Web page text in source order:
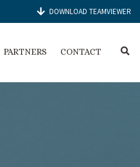
DOWNLOAD TEAMVIEWER
PARTNERS CONTACT
E
A